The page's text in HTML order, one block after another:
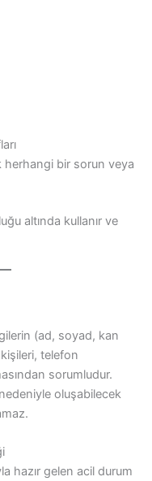
herhangi bir sorun veya
altında kullanır ve
(ad, soyad, kan
telefon
sorumludur.
oluşabilecek
hazır gelen acil durum